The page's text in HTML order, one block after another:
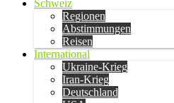
Schweiz
Regionen
Abstimmungen
Reisen
International
Ukraine-Krieg
Iran-Krieg
Deutschland